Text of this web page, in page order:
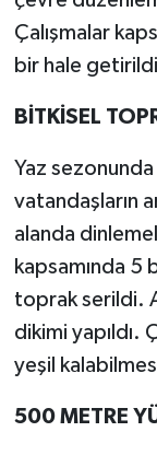
Çalışmalar
bir hale
BİTKİSEL
Yaz
vatandaşların
alanda
kapsamında 5
toprak serildi.
dikimi yapıldı.
yeşil
500 METRE